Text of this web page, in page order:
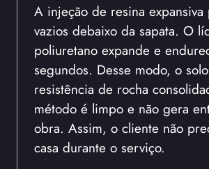
A injeção de resina expansiva
vazios debaixo da sapata. O
poliuretano expande e
segundos. Desse modo, o
resistência de rocha
método é limpo e não gera
obra. Assim, o cliente não
casa durante o serviço.